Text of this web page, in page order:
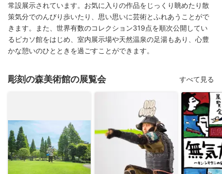
常設展示されています。お気に入りの作品をじっくり眺めたり散
策気分でのんびり歩いたり、思い思いに芸術とふれあうことがで
きます。また、世界有数のコレクション319点を順次公開してい
るピカソ館をはじめ、室内展示場や天然温泉の足湯もあり、心豊
かな憩いのひとときを過ごすことができます。
彫刻の森美術館の展覧会 すべて見る